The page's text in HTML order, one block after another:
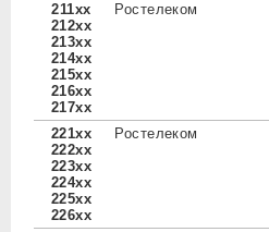
211xx
212xx
213xx
214xx
215xx
216xx
217xx
Ростелеком
221xx
222xx
223xx
224xx
225xx
226xx
Ростелеком